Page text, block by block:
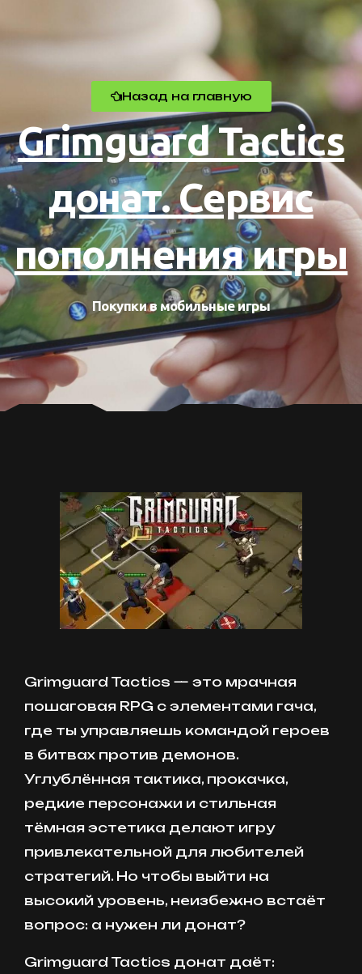
Назад на главную
Grimguard Tactics
донат. Сервис
пополнения игры
Покупки в мобильные игры
Grimguard Tactics — это мрачная
пошаговая RPG с элементами гача,
где ты управляешь командой героев
в битвах против демонов.
Углублённая тактика, прокачка,
редкие персонажи и стильная
тёмная эстетика делают игру
привлекательной для любителей
стратегий. Но чтобы выйти на
высокий уровень, неизбежно встаёт
вопрос: а нужен ли донат?
Grimguard Tactics донат даёт: